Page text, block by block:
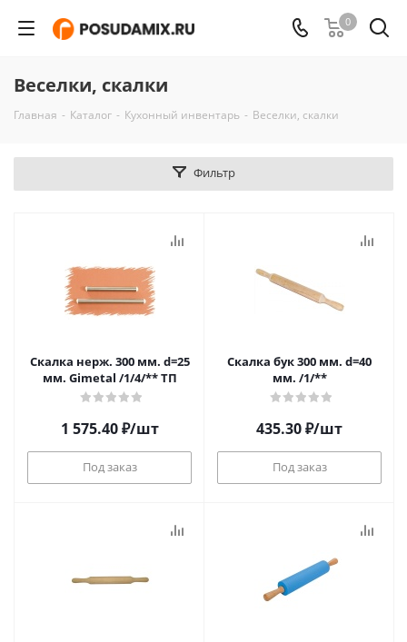
0
Веселки, скалки
Главная - Каталог - Кухонный инвентарь - Веселки, скалки
Фильтр
Скалка нерж. 300 мм. d=25
мм. Gimetal /1/4/** ТП
1 575.40₽/шт
Под заказ
Скалка бук 300 мм. d=40
мм. /1/**
435.30₽/шт
Под заказ